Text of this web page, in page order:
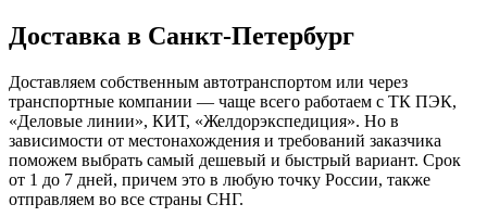
Доставка в Санкт-Петербург
Доставляем собственным автотранспортом или через
транспортные компании — чаще всего работаем с ТК ПЭК,
«Деловые линии», КИТ, «Желдорэкспедиция». Но в
зависимости от местонахождения и требований заказчика
поможем выбрать самый дешевый и быстрый вариант. Срок
от 1 до 7 дней, причем это в любую точку России, также
отправляем во все страны СНГ.